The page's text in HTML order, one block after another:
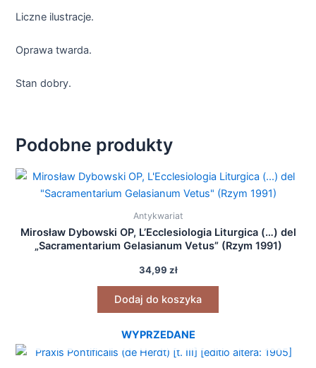
Liczne ilustracje.
Oprawa twarda.
Stan dobry.
Podobne produkty
Antykwariat
Mirosław Dybowski OP, L’Ecclesiologia Liturgica (…) del
„Sacramentarium Gelasianum Vetus” (Rzym 1991)
34,99 zł
Dodaj do koszyka
WYPRZEDANE